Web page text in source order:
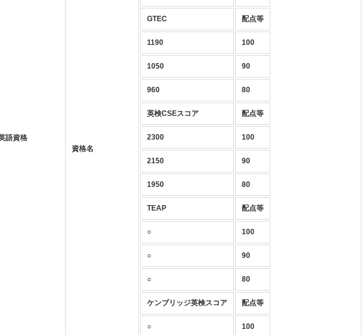
語資格
資格名
GTEC 配点等
1190 100
1050 90
960 80
英検CSEスコア 配点等
2300 100
2150 90
1950 80
TEAP 配点等
○ 100
○ 90
○ 80
ケンブリッジ英検スコア 配点等
○ 100